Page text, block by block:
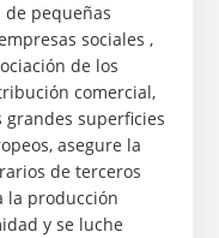
pequeñas
sociales ,
de los
comercial,
superficies
asegure la
de terceros
la producción
y se luche